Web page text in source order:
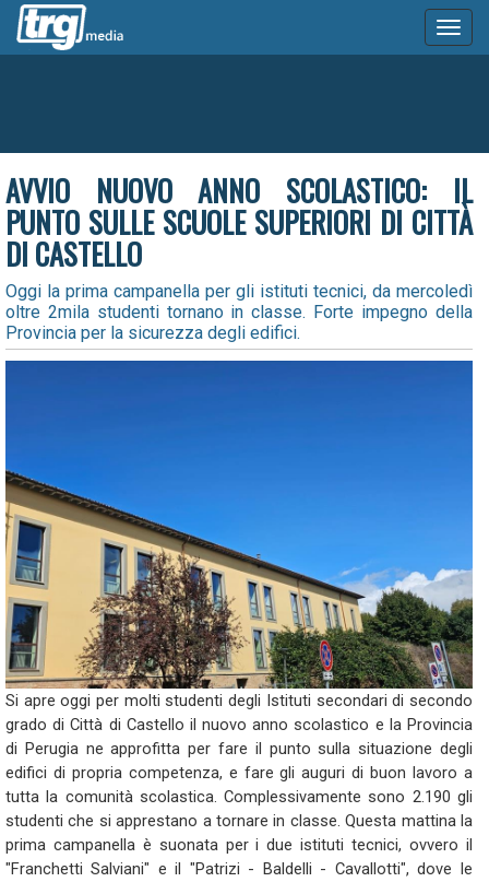
AVVIO NUOVO ANNO SCOLASTICO: IL
PUNTO SULLE SCUOLE SUPERIORI DI CITTÀ
DI CASTELLO
Oggi la prima campanella per gli istituti tecnici, da mercoledì
oltre 2mila studenti tornano in classe. Forte impegno della
Provincia per la sicurezza degli edifici.
Si apre oggi per molti studenti degli Istituti secondari di secondo
grado di Città di Castello il nuovo anno scolastico e la Provincia
di Perugia ne approfitta per fare il punto sulla situazione degli
edifici di propria competenza, e fare gli auguri di buon lavoro a
tutta la comunitàscolastica. Complessivamente sono 2.190 gli
studenti che si apprestano a tornare in classe. Questa mattina la
prima campanella è suonata per i due istituti tecnici, ovvero il
"Franchetti Salviani" e il "Patrizi - Baldelli - Cavallotti", dove le